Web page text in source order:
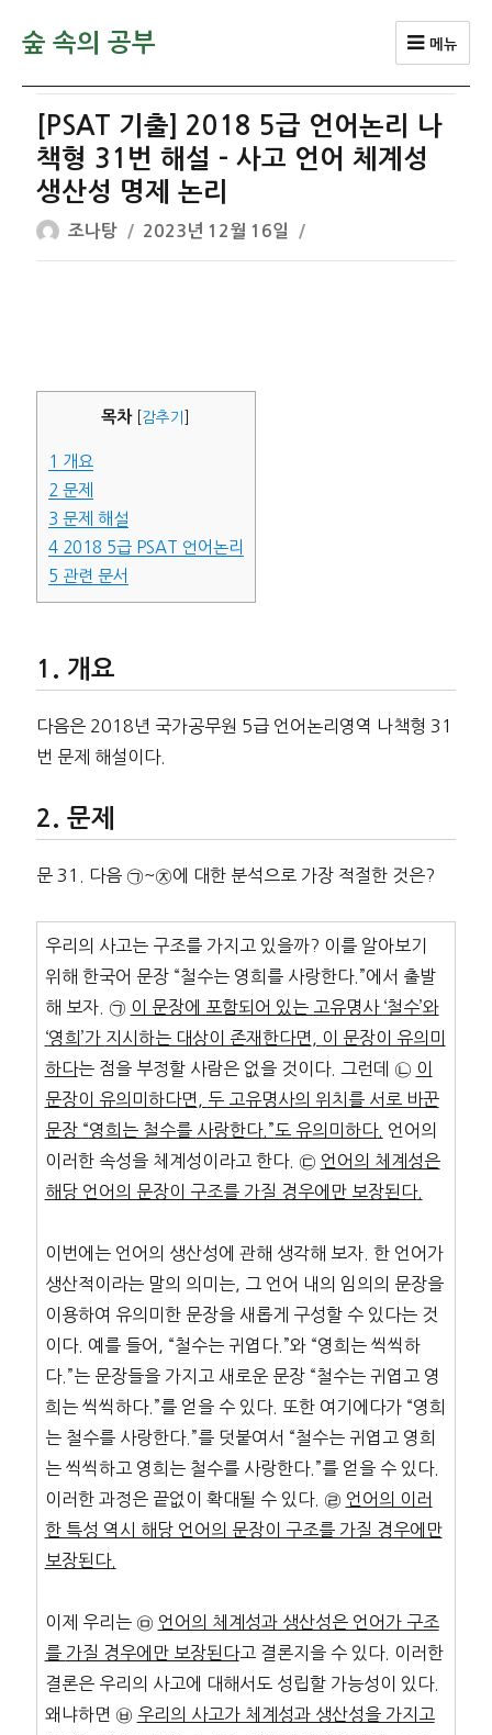
숲 속의 공부 메뉴
[PSAT 기출] 2018 5급 언어논리 나
책형 31번 해설 – 사고 언어 체계성
생산성 명제 논리
글
쓴
조나탕
작
성
2023년 12월 16일
목차 감추기
1 개요
2 문제
3 문제 해설
42018 5급 PSAT 언어논리
5 관련 문서
개요
다음은 2018년 국가공무원 5급 언어논리영역 나책형 31
번 문제 해설이다.
문제
문 31. 다음 ㉠~㉨에 대한 분석으로 가장 적절한 것은?
우리의 사고는 구조를 가지고 있을까? 이를 알아보기
위해 한국어 문장 “철수는 영희를 사랑한다.”에서 출발
해 보자. ㉠ 이 문장에 포함되어 있는 고유명사 ‘철수’와
‘영희 ’가 지시하는 대상이 존재한다면 , 이 문장이 유의미
하다는 점을 부정할 사람은 없을 것이다. 그런데 ㉡ 이
문장이 유의미하다면 , 두 고유명사의 위치를 서로 바꾼
문장 “영희는 철수를 사랑한다.”도 유의미하다. 언어의
이러한 속성을 체계성이라고 한다. ㉢ 언어의 체계성은
해당 언어의 문장이 구조를 가질 경우에만 보장된다.
이번에는 언어의 생산성에 관해 생각해 보자. 한 언어가
생산적이라는 말의 의미는, 그 언어 내의 임의의 문장을
이용하여 유의미한 문장을 새롭게 구성할 수 있다는 것
이다. 예를 들어, “철수는 귀엽다.”와 “영희는 씩씩하
다.”는 문장들을 가지고 새로운 문장 “철수는 귀엽고 영
희는 씩씩하다.”를 얻을 수 있다. 또한 여기에다가 “영희
는 철수를 사랑한다.”를 덧붙여서 “철수는 귀엽고 영희
는 씩씩하고 영희는 철수를 사랑한다.”를 얻을 수 있다.
이러한 과정은 끝없이 확대될 수 있다. ㉣ 언어의 이러
한 특성 역시 해당 언어의 문장이 구조를 가질 경우에만
보장된다.
이제 우리는 ㉤ 언어의 체계성과 생산성은 언어가 구조
를 가질 경우에만 보장된다고 결론지을 수 있다. 이러한
결론은 우리의 사고에 대해서도 성립할 가능성이 있다.
왜냐하면 ㉥ 우리의 사고가 체계성과 생산성을 가지고